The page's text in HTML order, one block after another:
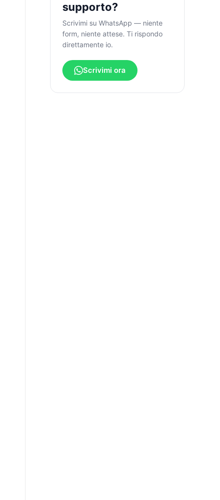
supporto?
Scrivimi su WhatsApp — niente
form, niente attese. Ti rispondo
direttamente io.
Scrivimi ora